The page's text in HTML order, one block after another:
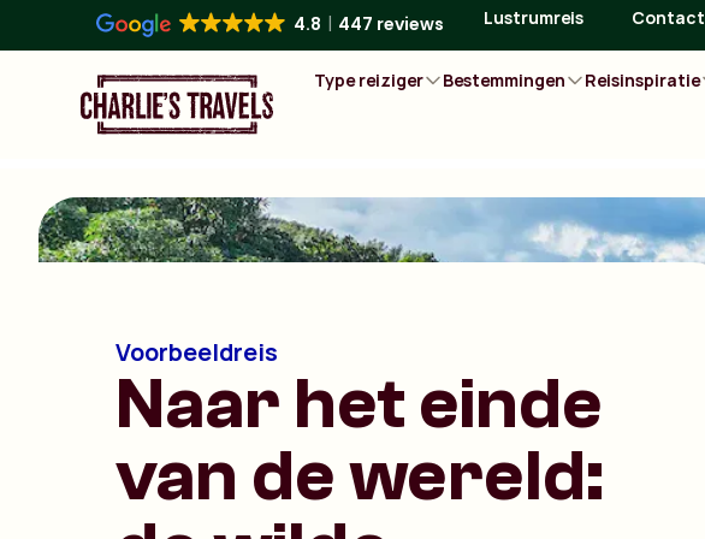
4.8 447 reviews Lustrumreis Contact
Type reiziger Bestemmingen Reisinspiratie
Voorbeeldreis
Naar het einde
van de wereld: